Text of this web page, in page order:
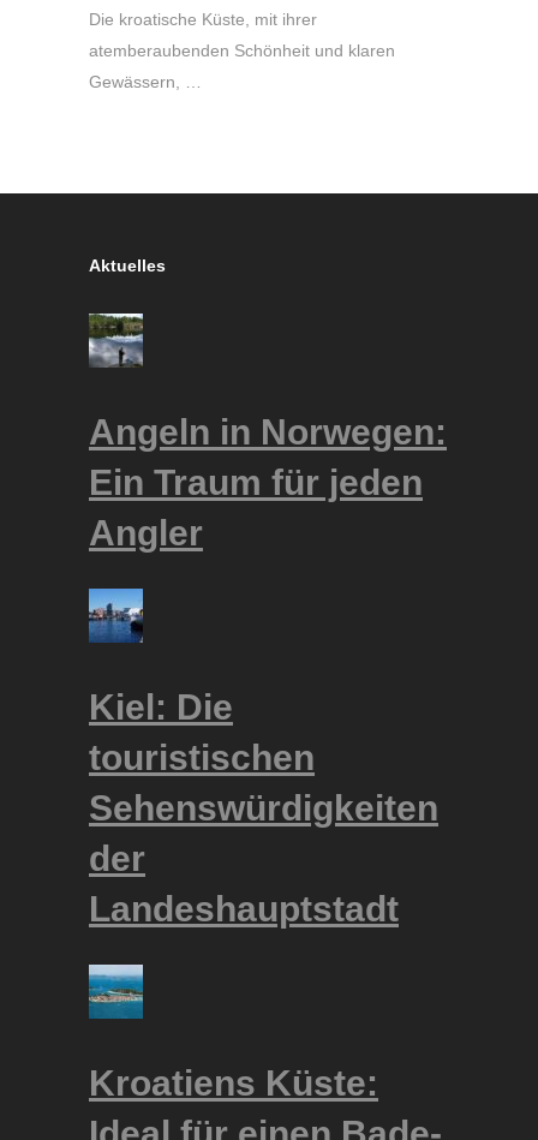
Die kroatische Küste, mit ihrer
atemberaubenden Schönheit und klaren
Gewässern, …
Aktuelles
Angeln in Norwegen:
Ein Traum für jeden
Angler
Kiel: Die
touristischen
Sehenswürdigkeiten
der
Landeshauptstadt
Kroatiens Küste: